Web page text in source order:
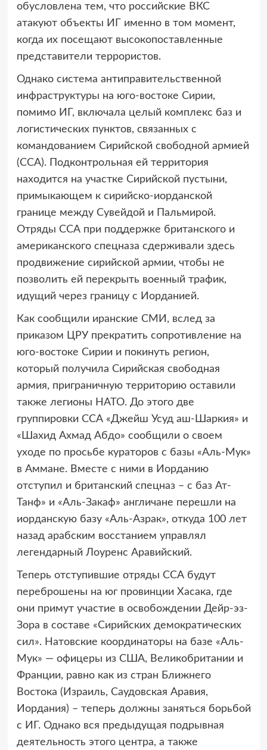
обусловлена тем, что российские ВКС
атакуют объекты ИГ именно в том момент,
когда их посещают высокопоставленные
представители террористов.
Однако система антиправительственной
инфраструктуры на юго-востоке Сирии,
помимо ИГ, включала целый комплекс баз и
логистических пунктов, связанных с
командованием Сирийской свободной армией
(ССА). Подконтрольная ей территория
находится на участке Сирийской пустыни,
примыкающем к сирийско-иорданской
границе между Сувейдой и Пальмирой.
Отряды ССА при поддержке британского и
американского спецназа сдерживали здесь
продвижение сирийской армии, чтобы не
позволить ей перекрыть военный трафик,
идущий через границу с Иорданией.
Как сообщили иранские СМИ, вслед за
приказом ЦРУ прекратить сопротивление на
юго-востоке Сирии и покинуть регион,
который получила Сирийская свободная
армия, приграничную территорию оставили
также легионы НАТО. До этого две
группировки ССА «Джейш Усуд аш-Шаркия» и
«Шахид Ахмад Абдо» сообщили о своем
уходе по просьбе кураторов с базы «Аль-Мук»
в Аммане. Вместе с ними в Иорданию
отступил и британский спецназ – с баз Ат-
Танф» и «Аль-Закаф» англичане перешли на
иорданскую базу «Аль-Азрак», откуда 100 лет
назад арабским восстанием управлял
легендарный Лоуренс Аравийский.
Теперь отступившие отряды ССА будут
переброшены на юг провинции Хасака, где
они примут участие в освобождении Дейр-эз-
Зора в составе «Сирийских демократических
сил». Натовские координаторы на базе «Аль-
Мук» — офицеры из США, Великобритании и
Франции, равно как из стран Ближнего
Востока (Израиль, Саудовская Аравия,
Иордания) – теперь должны заняться борьбой
с ИГ. Однако вся предыдущая подрывная
деятельность этого центра, а также